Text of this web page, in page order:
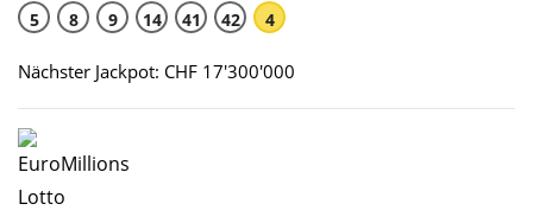
5 8 9 14 41 42 4
Nächster Jackpot: CHF 17'300'000